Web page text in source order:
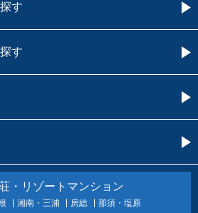
す
す
・リゾートマンション
湘南・三浦 房総 那須・塩原